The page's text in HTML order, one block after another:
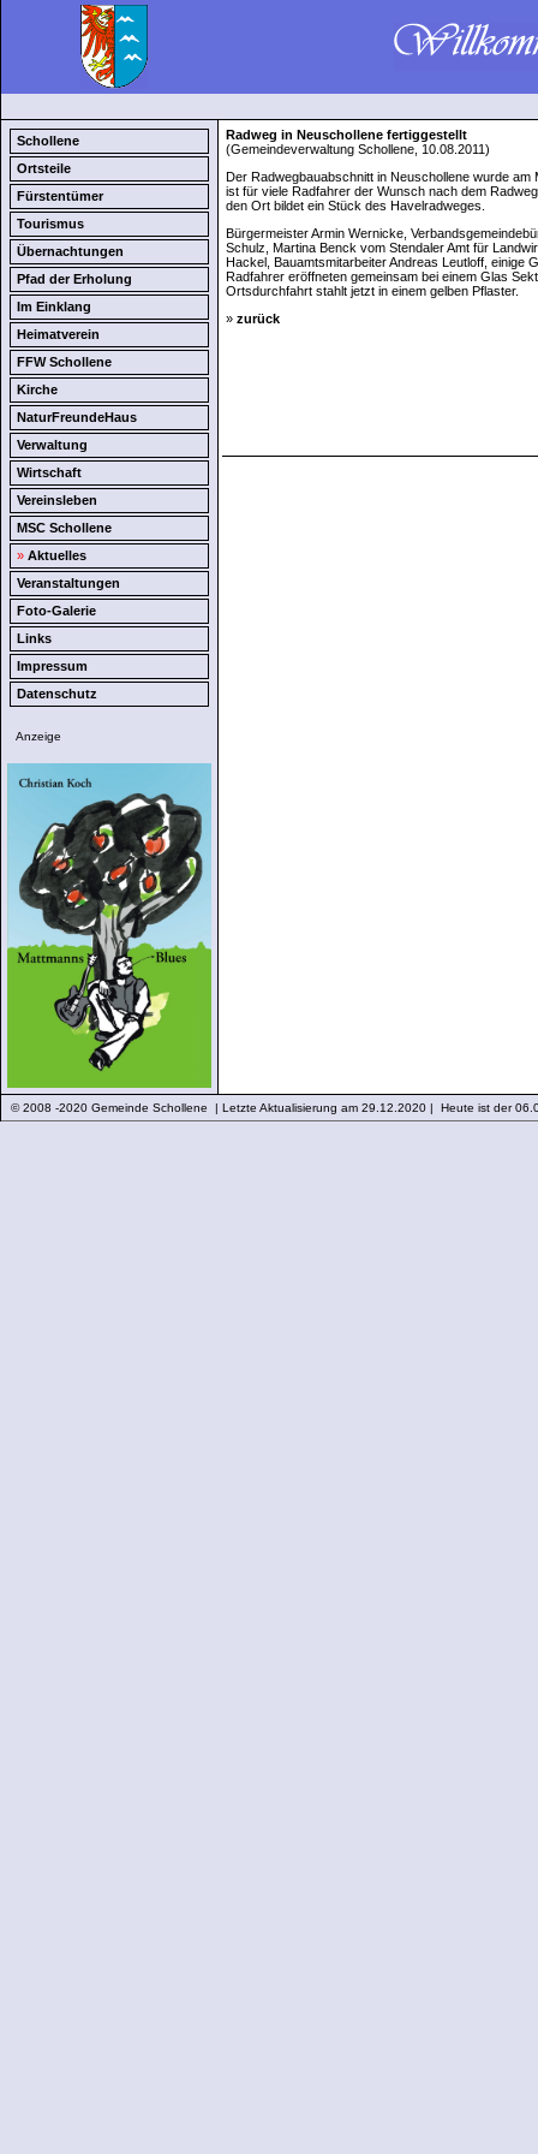
Schollene
Ortsteile
Fürstentümer
Tourismus
Übernachtungen
Pfad der Erholung
Im Einklang
Heimatverein
FFW Schollene
Kirche
NaturFreundeHaus
Verwaltung
Wirtschaft
Vereinsleben
MSC Schollene
» Aktuelles
Veranstaltungen
Foto-Galerie
Links
Impressum
Datenschutz
Anzeige
Radweg in Neuschollene fertiggestellt
(Gemeindeverwaltung Schollene, 10.08.2011)
Der Radwegbauabschnitt in Neuschollene wurde
ist für viele Radfahrer der Wunsch nach dem
den Ort bildet ein Stück des Havelradweges.
Bürgermeister Armin Wernicke,
Schulz, Martina Benck vom Stendaler Amt für
Hackel, Bauamtsmitarbeiter Andreas Leutloff, einige
Radfahrer eröffneten gemeinsam bei einem Glas
Ortsdurchfahrt stahlt jetzt in einem gelben Pflaster.
» zurück
© 2008 -2020 Gemeinde Schollene | Letzte Aktualisierung am 29.12.2020 | Heute ist der